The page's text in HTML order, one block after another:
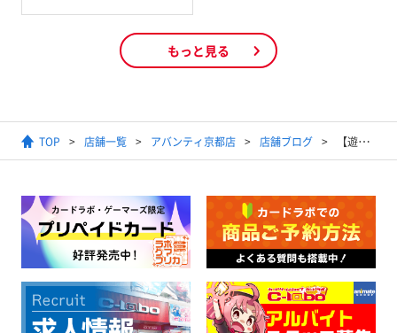
もっと見る
TOP 店舗一覧 アバンティ京都店 店舗ブログ 【遊戯王ラッシュデュエル】2025年5月10日開催 トーナメントバトル（1デュエル戦）結果発表【優勝デッキ】